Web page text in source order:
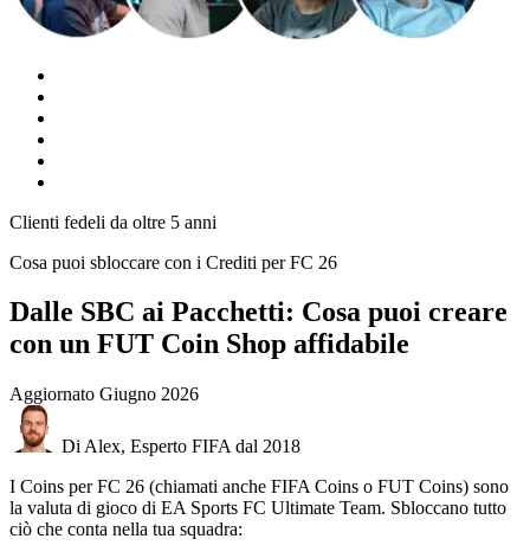
Clienti fedeli da oltre 5 anni
Cosa puoi sbloccare con i Crediti per FC 26
Dalle SBC ai Pacchetti: Cosa puoi creare
con un FUT Coin Shop affidabile
Aggiornato Giugno 2026
Di Alex, Esperto FIFA dal 2018
I Coins per FC 26 (chiamati anche FIFA Coins o FUT Coins) sono
la valuta di gioco di EA Sports FC Ultimate Team. Sbloccano tutto
ciò che conta nella tua squadra: